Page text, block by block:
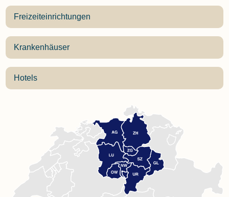
Freizeiteinrichtungen
Krankenhäuser
Hotels